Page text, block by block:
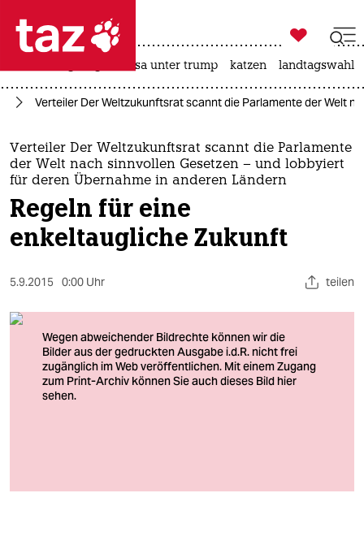
 taz zahl ich
taz zahl ich
themen
politik
öko
kultur
sport
berlin
nord

taz zahl ich
usa unter trump katzen landtagswahl
Verteiler Der Weltzukunftsrat scannt die Parlamente der Welt
Verteiler Der Weltzukunftsrat scannt die Parlamente
der Welt nach sinnvollen Gesetzen – und lobbyiert
für deren Übernahme in anderen Ländern
Regeln für eine
enkeltaugliche Zukunft
5.9.2015 0:00 Uhr teilen